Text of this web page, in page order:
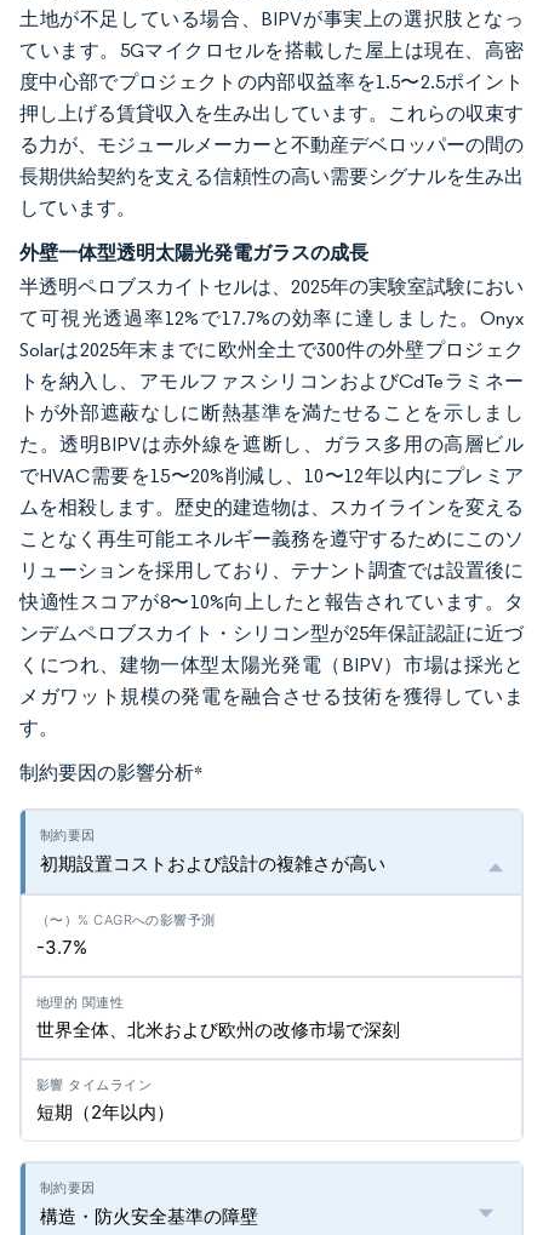
土地が不足している場合、BIPVが事実上の選択肢となっ
ています。5Gマイクロセルを搭載した屋上は現在、高密
度中心部でプロジェクトの内部収益率を1.5〜2.5ポイント
押し上げる賃貸収入を生み出しています。これらの収束す
る力が、モジュールメーカーと不動産デベロッパーの間の
長期供給契約を支える信頼性の高い需要シグナルを生み出
しています。
外壁一体型透明太陽光発電ガラスの成長
半透明ペロブスカイトセルは、2025年の実験室試験におい
て可視光透過率12%で17.7%の効率に達しました。Onyx
Solarは2025年末までに欧州全土で300件の外壁プロジェク
トを納入し、アモルファスシリコンおよびCdTeラミネー
トが外部遮蔽なしに断熱基準を満たせることを示しまし
た。透明BIPVは赤外線を遮断し、ガラス多用の高層ビル
でHVAC需要を15〜20%削減し、10〜12年以内にプレミア
ムを相殺します。歴史的建造物は、スカイラインを変える
ことなく再生可能エネルギー義務を遵守するためにこのソ
リューションを採用しており、テナント調査では設置後に
快適性スコアが8〜10%向上したと報告されています。タ
ンデムペロブスカイト・シリコン型が25年保証認証に近づ
くにつれ、建物一体型太陽光発電（BIPV）市場は採光と
メガワット規模の発電を融合させる技術を獲得していま
す。
制約要因の影響分析*
初期設置コストおよび設計の複雑さが高い
-3.7%
世界全体、北米および欧州の改修市場で深刻
短期（2年以内）
構造・防火安全基準の障壁